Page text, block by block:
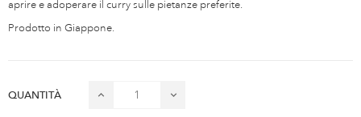
aprire e adoperare il curry sulle pietanze preferite.
Prodotto in Giappone.
QUANTITÀ